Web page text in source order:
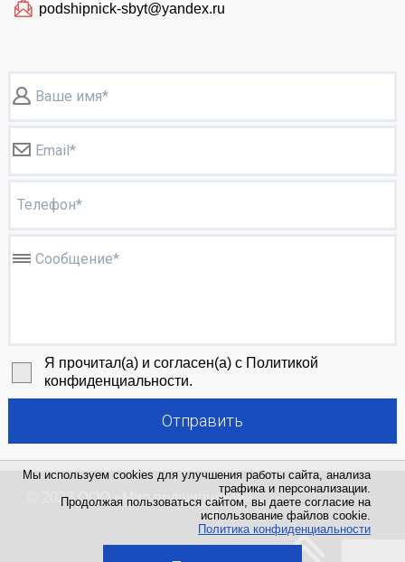
Мы используем cookies для улучшения работы сайта, анализа
трафика и персонализации.
Продолжая пользоваться сайтом, вы даете согласие на
использование файлов cookie.
Политика конфиденциальности
podshipnick-sbyt@yandex.ru
Ваше имя*
Email*
Телефон*
Сообщение*
Я прочитал(а) и согласен(а) с Политикой
конфиденциальности.
Отправить
© 2023ООО «Мир подшипников»